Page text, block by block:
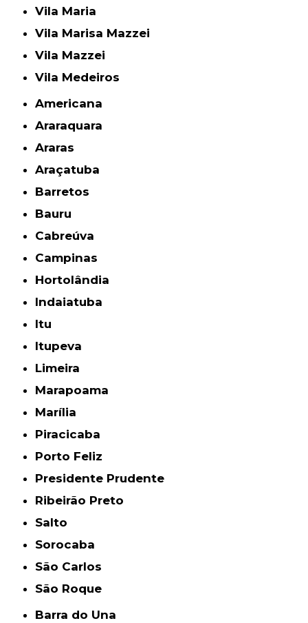
Vila Maria
Vila Marisa Mazzei
Vila Mazzei
Vila Medeiros
Americana
Araraquara
Araras
Araçatuba
Barretos
Bauru
Cabreúva
Campinas
Hortolândia
Indaiatuba
Itu
Itupeva
Limeira
Marapoama
Marília
Piracicaba
Porto Feliz
Presidente Prudente
Ribeirão Preto
Salto
Sorocaba
São Carlos
São Roque
Barra do Una